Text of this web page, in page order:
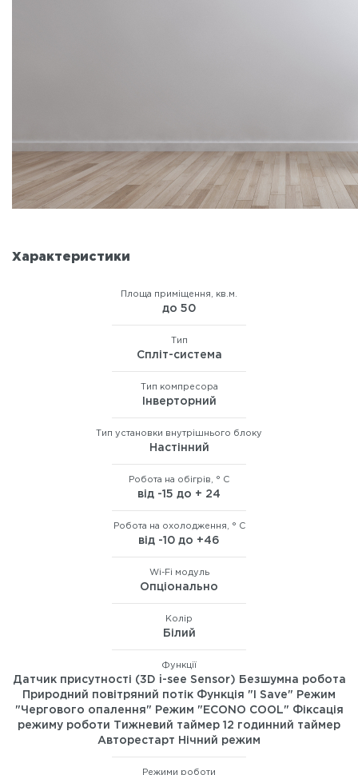
Характеристики
Площа приміщення, кв.м.
до 50
Тип
Спліт-система
Тип компресора
Інверторний
Тип установки внутрішнього блоку
Настінний
Робота на обігрів, ° C
від -15 до + 24
Робота на охолодження, ° C
від -10 до +46
Wi-Fi модуль
Опціонально
Колір
Білий
Функції
Датчик присутності (3D i-see Sensor) Безшумна робота
Природний повітряний потік Функція "I Save" Режим
"Чергового опалення" Режим "ECONO COOL" Фіксація
режиму роботи Тижневий таймер 12 годинний таймер
Авторестарт Нічний режим
Режими роботи